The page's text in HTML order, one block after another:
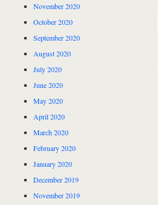
November 2020
October 2020
September 2020
August 2020
July 2020
June 2020
May 2020
April 2020
March 2020
February 2020
January 2020
December 2019
November 2019